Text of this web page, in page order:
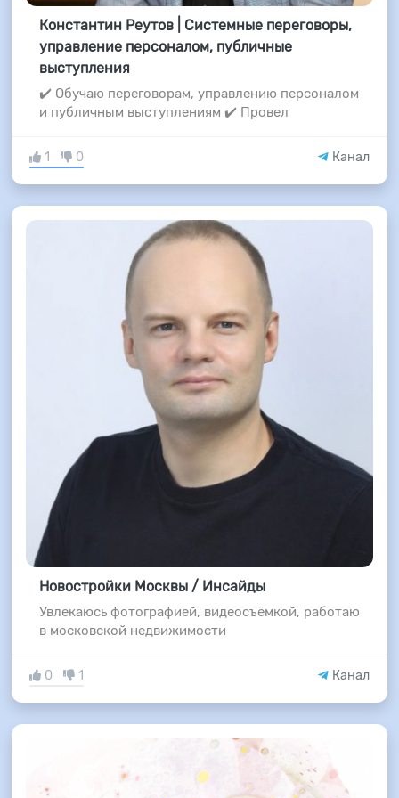
Константин Реутов | Системные переговоры,
управление персоналом, публичные
выступления
✔️ Обучаю переговорам, управлению персоналом
и публичным выступлениям ✔️ Провел
1 0 Канал
Новостройки Москвы / Инсайды
Увлекаюсь фотографией, видеосъёмкой, работаю
в московской недвижимости
0 1 Канал